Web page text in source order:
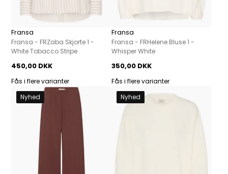
Fransa
Fransa - FRZaba Skjorte 1 -
White Tobacco Stripe
450,00 DKK
Fås i flere varianter
Fransa
Fransa - FRHelene Bluse 1 -
Whisper White
350,00 DKK
Fås i flere varianter
Nyhed
Nyhed